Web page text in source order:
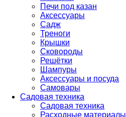
Печи под казан
Аксессуары
Садж
Треноги
Крышки
Сковороды
Решётки
Шампуры
Аксессуары и посуда
Самовары
Садовая техника
Садовая техника
Расходные материалы